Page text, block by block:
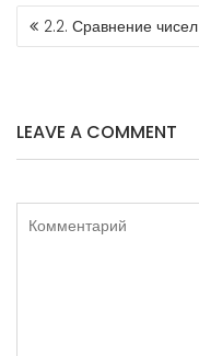
НАВИГАЦИЯ
ПО2.2. Сравнение чисел
LEAVE A COMMENT